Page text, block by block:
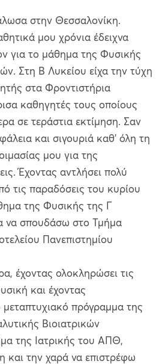
στην Θεσσαλονίκη.
μου χρόνια έδειχνα
για το μάθημα της Φυσικής
Στη Β Λυκείου είχα την τύχη
στα Φροντιστήρια
καθηγητές τους οποίους
σε τεράστια εκτίμηση. Σαν
και σιγουριά καθ' όλη τη
μου για της
Έχοντας αντλήσει πολύ
τις παραδόσεις του κυρίου
της Φυσικής της Γ
να σπουδάσω στο Τμήμα
Πανεπιστημίου
έχοντας ολοκληρώσει τις
και έχοντας
πρόγραμμα της
Βιοιατρικών
της Ιατρικής του ΑΠΘ,
και την χαρά να επιστρέφω